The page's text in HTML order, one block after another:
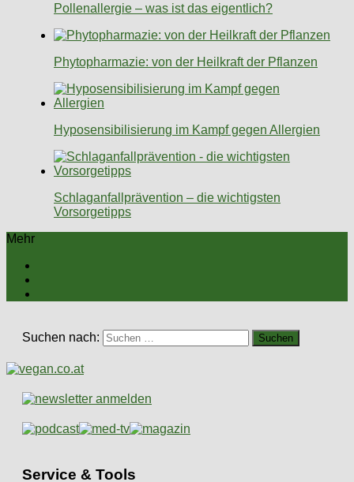
Pollenallergie – was ist das eigentlich?
Phytopharmazie: von der Heilkraft der Pflanzen
Hyposensibilisierung im Kampf gegen Allergien
Schlaganfallprävention – die wichtigsten
Vorsorgetipps
Mehr
Suchen nach:
Service & Tools